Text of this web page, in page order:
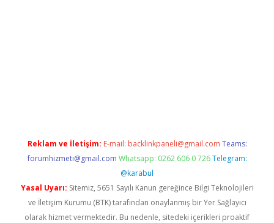
Reklam ve İletişim: E-mail: backlinkpaneli@gmail.com Teams:
forumhizmeti@gmail.com Whatsapp: 0262 606 0 726 Telegram:
@karabul
Yasal Uyarı: Sitemiz, 5651 Sayılı Kanun gereğince Bilgi Teknolojileri
ve İletişim Kurumu (BTK) tarafından onaylanmış bir Yer Sağlayıcı
olarak hizmet vermektedir. Bu nedenle, sitedeki içerikleri proaktif